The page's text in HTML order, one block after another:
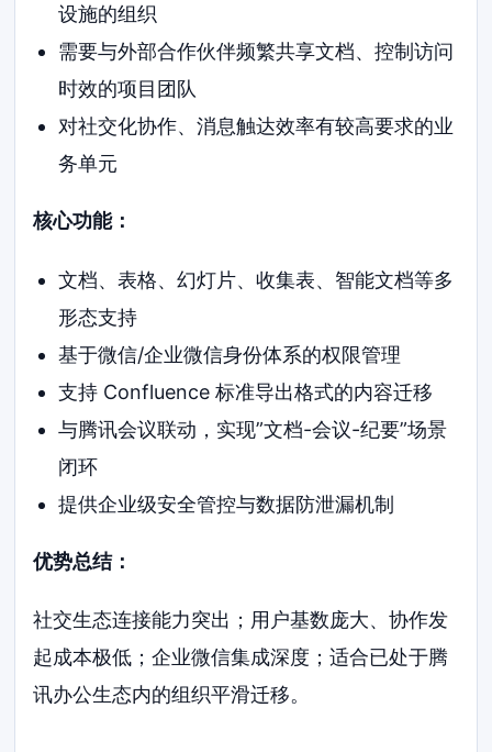
设施的组织
需要与外部合作伙伴频繁共享文档、控制访问
时效的项目团队
对社交化协作、消息触达效率有较高要求的业
务单元
核心功能：
文档、表格、幻灯片、收集表、智能文档等多
形态支持
基于微信/企业微信身份体系的权限管理
支持 Confluence 标准导出格式的内容迁移
与腾讯会议联动，实现”文档-会议-纪要”场景
闭环
提供企业级安全管控与数据防泄漏机制
优势总结：
社交生态连接能力突出；用户基数庞大、协作发
起成本极低；企业微信集成深度；适合已处于腾
讯办公生态内的组织平滑迁移。